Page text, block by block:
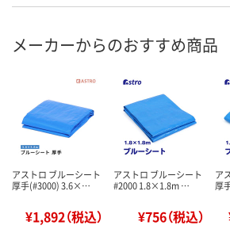
メーカーからのおすすめ商品
アストロ ブルーシート
厚手(#3000) 3.6×…
¥1,892（税込）
アストロ ブルーシート
#2000 1.8×1.8m …
¥756（税込）
ア
厚